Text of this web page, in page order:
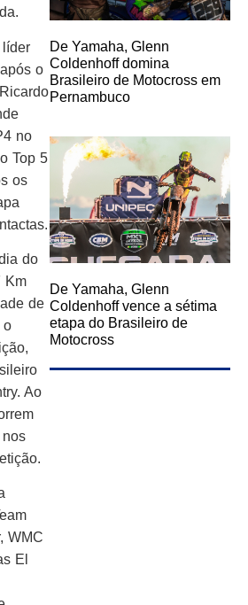
o
no
Top 5
os
do
Km
de
o
Ao
WMC
El
De Yamaha, Glenn
Coldenhoff domina
Brasileiro de Motocross em
Pernambuco
De Yamaha, Glenn
Coldenhoff vence a sétima
etapa do Brasileiro de
Motocross